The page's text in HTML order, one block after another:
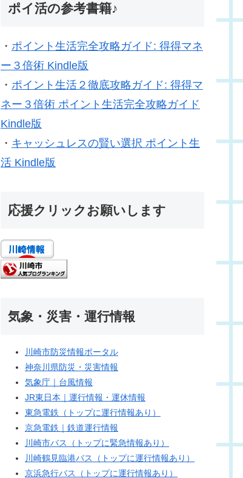
ポイ活の参考書籍♪
・ ポイント生活完全攻略ガイド: 得得マネ
ー３倍術 Kindle版
・ ポイント生活２徹底攻略ガイド: 得得マ
ネー３倍術 ポイント生活完全攻略ガイド
Kindle版
・ キャッシュレスの賢い選択 ポイント生
活 Kindle版
応援クリックお願いします
気象・災害・運行情報
川崎市防災情報ポータル
神奈川県防災・災害情報
気象庁｜台風情報
JR東日本｜運行情報・運休情報
東急電鉄（トップに運行情報あり）
京急電鉄｜鉄道運行情報
川崎市バス（トップに緊急情報あり）
川崎鶴見臨港バス（トップに運行情報あり）
京浜急行バス（トップに運行情報あり）